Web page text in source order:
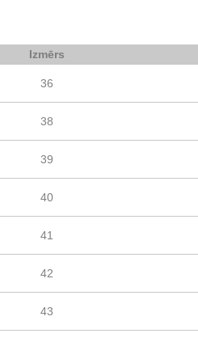
Izmērs
36
38
39
40
41
42
43